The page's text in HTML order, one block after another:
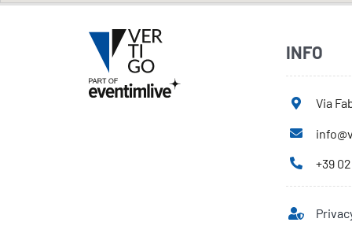
INFO
Via
+39